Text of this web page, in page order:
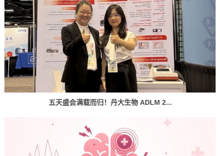
五天盛会满载而归！丹大生物 ADLM 2...